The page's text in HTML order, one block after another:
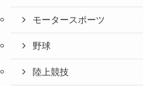
モータースポーツ
野球
陸上競技